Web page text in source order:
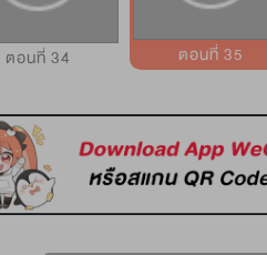
ตอนที่ 34 ตอนที่ 35